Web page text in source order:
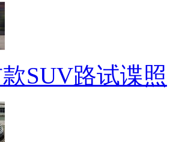
SUV路试谍照